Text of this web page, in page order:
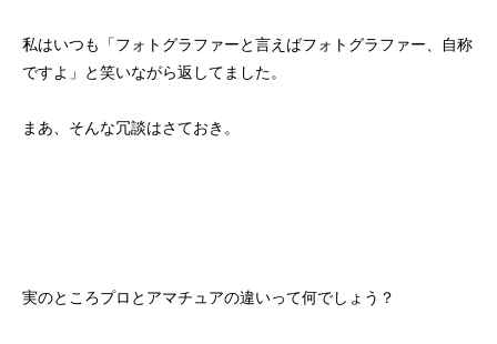
私はいつも「フォトグラファーと言えばフォトグラファー、自称
ですよ」と笑いながら返してました。
まあ、そんな冗談はさておき。
実のところプロとアマチュアの違いって何でしょう？